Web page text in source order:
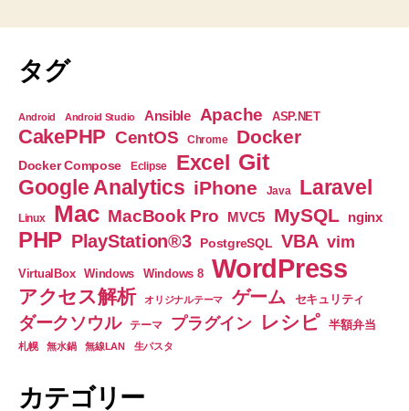
タグ
Android Android Studio Ansible Apache ASP.NET
CakePHP CentOS Chrome Docker
Docker Compose Eclipse Excel Git
Google Analytics iPhone Java Laravel
Linux Mac MacBook Pro MVC5 MySQL nginx
PHP PlayStation®3 PostgreSQL VBA vim
VirtualBox Windows Windows 8 WordPress
アクセス解析 オリジナルテーマ ゲーム セキュリティ
ダークソウル テーマ プラグイン レシピ 半額弁当
札幌 無水鍋 無線LAN 生パスタ
カテゴリー